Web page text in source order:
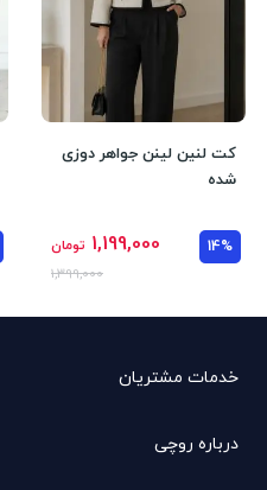
کت لنین لینن جواهر دوزی
شده
14%
1,199,000 تومان
1,399,000
خدمات مشتریان
درباره روچی